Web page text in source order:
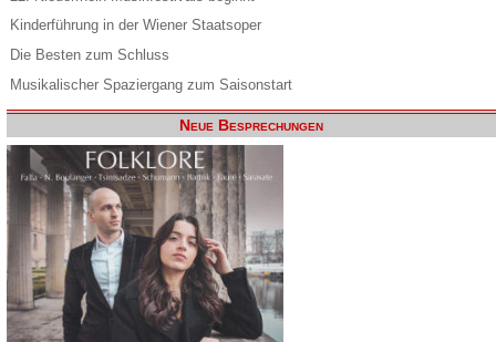
Kinderführung in der Wiener Staatsoper
Die Besten zum Schluss
Musikalischer Spaziergang zum Saisonstart
Neue Besprechungen